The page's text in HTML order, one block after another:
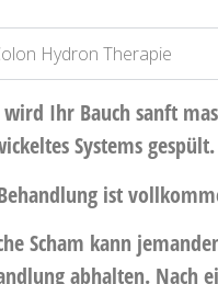
Hydron Therapie
wird Ihr Bauch sanft
Systems gespült.
ist
Scham kann
abhalten. Nach